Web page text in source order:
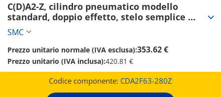
C(D)A2-Z, cilindro pneumatico modello
standard, doppio effetto, stelo semplice
(CDA2F63-280Z)
SMC
Prezzo unitario normale (IVA esclusa):353.62 €
Prezzo unitario (IVA inclusa):420.81 €
Codice componente: CDA2F63-280Z